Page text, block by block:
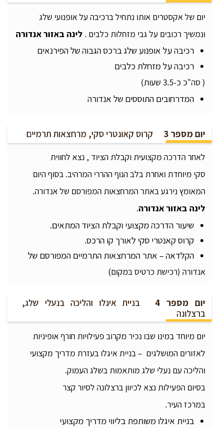
יום של אקסטרים אותו נתחיל ברכיבה על אופנועי שלג
ונמשיך רכובים על גבי מזחלות כלבים . לינה באזור אנדורה
רכיבה על אופנוע שלג ברכס הגבוה של הפירנאים
רכיבה על מזחלת כלבים
( סה"כ כ-3.5 שעות)
המדרחובים התוססים של אנדורה
יום מספר 3 קרוס קאונטרי סקי, מרחצאות תרמיים
לאחר הדרכה מקצועית וקבלת הציוד , נצא לחווית
סקי מיוחדת ואחרת בלב הנוף ההררי המרהיב. בסוף היום
המאומץ נירגע באתר המרחצאות המפורסם של אנדורה.
לינה באזור אנדורה.
שיעור הדרכה מקצועי וקבלת הציוד המתאים.
קרוס קאנטרי סקי לאורך קו הרכס.
הקלדאה – אתר המרחצאות התרמיים המפורסם של
אנדורה (רכישת כרטיס במקום)
יום מספר 4
בניית איגלו והליכה בנעלי שלג,
ברצלונה
יום מיוחד במינו שבו נכיר מקרוב פעילויות חורף אופיניות
לאזורים המושלגים – בניית איגלו בעזרת מדריך מקצועי
והליכה עם נעלי שלג מותאמות בשלג העמוק.
בסיום הפעילות נצא לכיוון ברצלונה לסיור קצר
במרכז העיר.
בניית איגלו משותפת בליווי מדריך מקצועי